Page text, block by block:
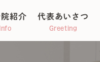
紹介
Info
代表あいさつ
Greeting